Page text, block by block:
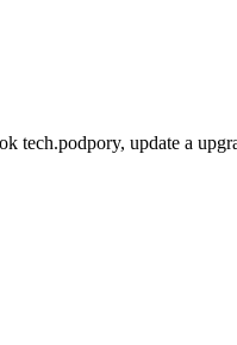
tech.podpory, update a